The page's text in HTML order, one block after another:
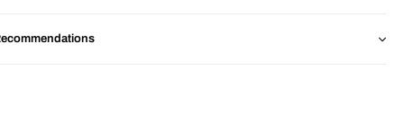
ve ekran kaynaklı 1-2 ton farklılıklar olabilmektedir.